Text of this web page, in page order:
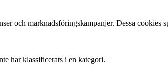
och marknadsföringskampanjer. Dessa
har klassificerats i en kategori.